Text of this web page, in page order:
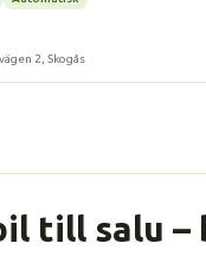
2, Skogås
till salu –